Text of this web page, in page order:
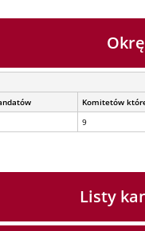
Komitetów
9
Listy